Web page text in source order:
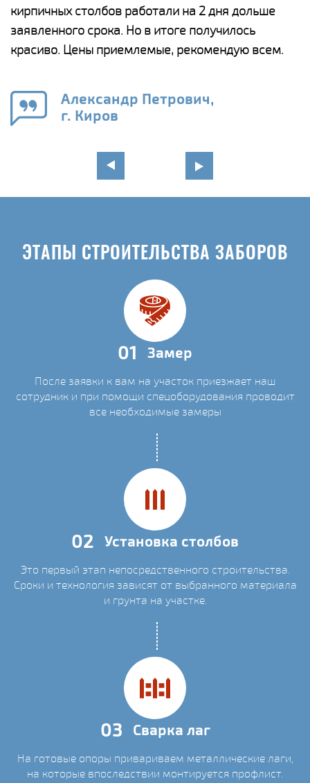
кирпичных столбов работали на 2 дня дольше
заявленного срока. Но в итоге получилось
красиво. Цены приемлемые, рекомендую всем.
Александр Петрович,
г. Киров
ЭТАПЫ СТРОИТЕЛЬСТВА ЗАБОРОВ
01 Замер
После заявки к вам на участок приезжает наш
сотрудник и при помощи спецоборудования проводит
все необходимые замеры
02 Установка столбов
Это первый этап непосредственного строительства.
Сроки и технология зависят от выбранного материала
и грунта на участке.
03 Сварка лаг
На готовые опоры привариваем металлические лаги,
на которые впоследствии монтируется профлист.